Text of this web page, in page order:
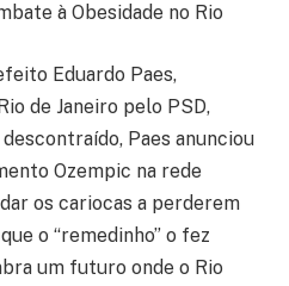
à Obesidade no Rio
Eduardo Paes,
de Janeiro pelo PSD,
Paes anunciou
Ozempic na rede
os cariocas a perderem
o “remedinho” o fez
um futuro onde o Rio